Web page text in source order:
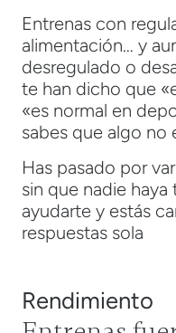
Entrenas con
alimentación… y
desregulado o
te han dicho que
«es normal en
sabes que algo no
Has pasado por
sin que nadie
ayudarte y estás
respuestas sola
Rendimiento